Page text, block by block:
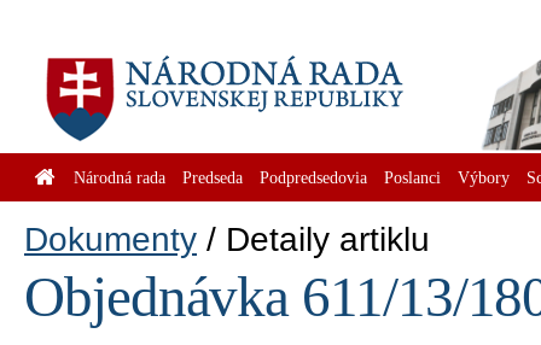
Národná rada Predseda Podpredsedovia Poslanci Výbory
Dokumenty Detaily artiklu
Objednávka 611/13/